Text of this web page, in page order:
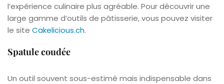
l’expérience culinaire plus agréable. Pour découvrir une
large gamme d’outils de pâtisserie, vous pouvez visiter
le site Cakelicious.ch.
Spatule coudée
Un outil souvent sous-estimé mais indispensable dans